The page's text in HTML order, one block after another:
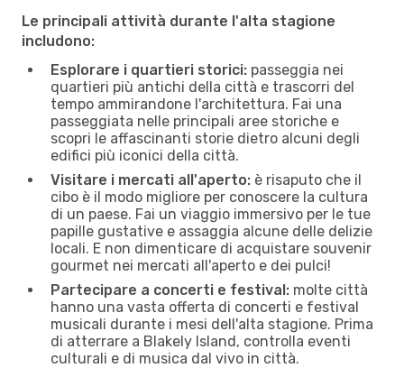
Le principali attività durante l'alta stagione
includono:
Esplorare i quartieri storici: passeggia nei
quartieri più antichi della città e trascorri del
tempo ammirandone l'architettura. Fai una
passeggiata nelle principali aree storiche e
scopri le affascinanti storie dietro alcuni degli
edifici più iconici della città.
Visitare i mercati all'aperto: è risaputo che il
cibo è il modo migliore per conoscere la cultura
di un paese. Fai un viaggio immersivo per le tue
papille gustative e assaggia alcune delle delizie
locali. E non dimenticare di acquistare souvenir
gourmet nei mercati all'aperto e dei pulci!
Partecipare a concerti e festival: molte città
hanno una vasta offerta di concerti e festival
musicali durante i mesi dell'alta stagione. Prima
di atterrare a Blakely Island, controlla eventi
culturali e di musica dal vivo in città.